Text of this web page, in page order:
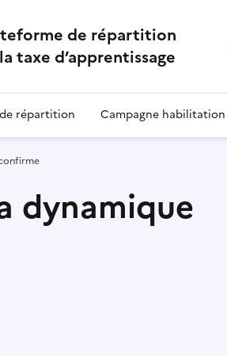
de répartition
taxe d’apprentissage
répartition Campagne habilitation
dynamique